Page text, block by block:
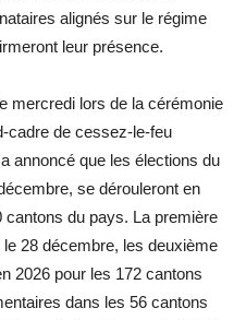
alignés sur le régime
leur présence.
mercredi lors de la cérémonie
cadre de cessez-le-feu
annoncé que les élections du
se dérouleront en
du pays. La première
28 décembre, les deuxième
2026 pour les 172 cantons
dans les 56 cantons